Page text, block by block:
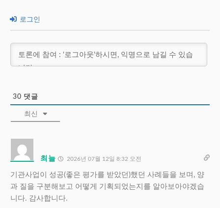
로그인
30 댓글
최신
최늘 2026년 07월 12일 8:32 오전
기관사업이 성공(좋은 평가를 받았던)했던 사례들을 보며, 양
과 질을 구분해보고 어떻게 기획되었는지를 알아보아야겠습
니다. 감사합니다.